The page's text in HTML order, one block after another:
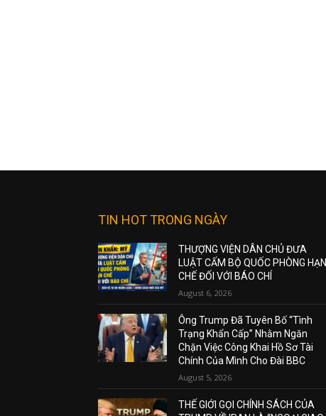
TIN HOT TRONG NGÀY
THƯỢNG VIỆN DÂN CHỦ ĐƯA
LUẬT CẤM BỘ QUỐC PHÒNG HẠN
CHẾ ĐỐI VỚI BÁO CHÍ
August 6, 2026
Ông Trump Đã Tuyên Bố “Tình
Trạng Khẩn Cấp” Nhằm Ngăn
Chặn Việc Công Khai Hồ Sơ Tài
Chính Của Mình Cho Đài BBC
August 5, 2026
THẾ GIỚI GỌI CHÍNH SÁCH CỦA